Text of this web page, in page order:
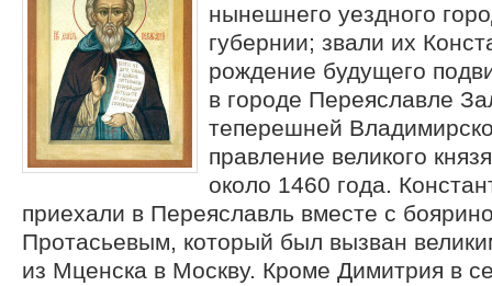
нынешнего уездного
губернии; звали их
рождение будущего
в городе Переяславле
теперешней
правление великого
около 1460 года.
приехали в Переяславль вместе с
Протасьевым, который был вызван
из Мценска в Москву. Кроме Димитрия в